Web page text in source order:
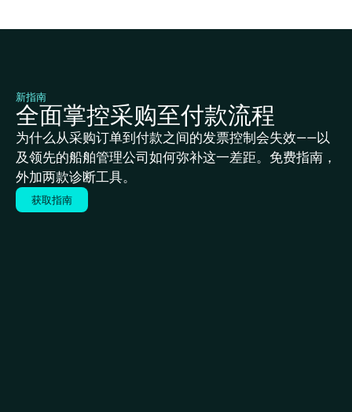
新指南
全面掌控采购至付款流程
为什么从采购订单到付款之间的发票控制会失效——以
及领先的船舶管理公司如何弥补这一差距。免费指南，
外加两款诊断工具。
获取指南